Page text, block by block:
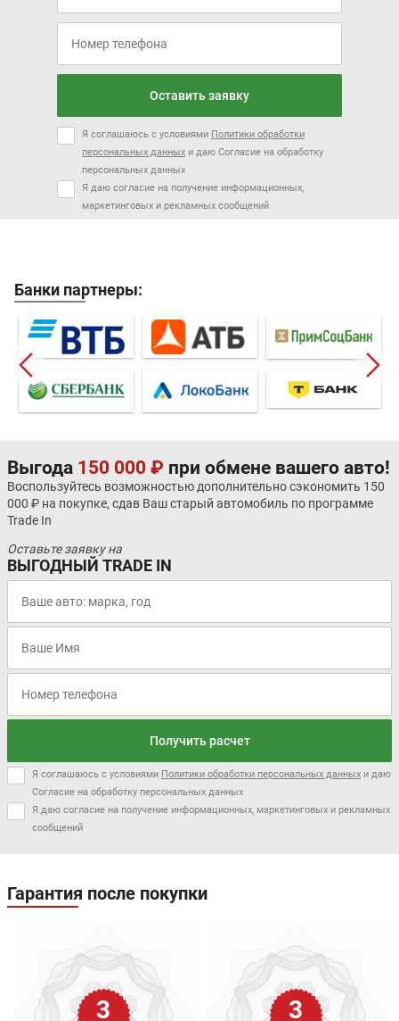
Оставить заявку
Я соглашаюсь с условиями Политики обработки
персональных данных и даю Согласие на обработку
персональных данных
Я даю согласие на получение информационных,
маркетинговых и рекламных сообщений
Банки партнеры:
Выгода 150 000 ₽ при обмене вашего авто!
Воспользуйтесь возможностью дополнительно сэкономить 150
000 ₽ на покупке, сдав Ваш старый автомобиль по программе
Trade In
Оставьте заявку на
ВЫГОДНЫЙ TRADE IN
Получить расчет
Я соглашаюсь с условиями Политики обработки персональных данных и даю
Согласие на обработку персональных данных
Я даю согласие на получение информационных, маркетинговых и рекламных
сообщений
Гарантия после покупки
3 3